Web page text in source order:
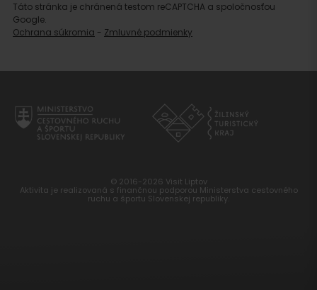
Táto stránka je chránená testom reCAPTCHA a spoločnosťou
Google.
Ochrana súkromia - Zmluvné podmienky
© 2016-2026 Visit Liptov
Aktivita je realizovaná s finančnou podporou Ministerstva cestovného
ruchu a športu Slovenskej republiky.